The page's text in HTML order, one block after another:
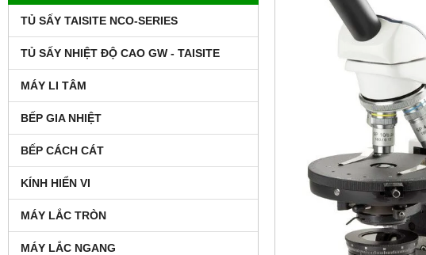
TỦ SẤY TAISITE NCO-SERIES
TỦ SẤY NHIỆT ĐỘ CAO GW - TAISITE
MÁY LI TÂM
BẾP GIA NHIỆT
BẾP CÁCH CÁT
KÍNH HIỂN VI
MÁY LẮC TRÒN
MÁY LẮC NGANG